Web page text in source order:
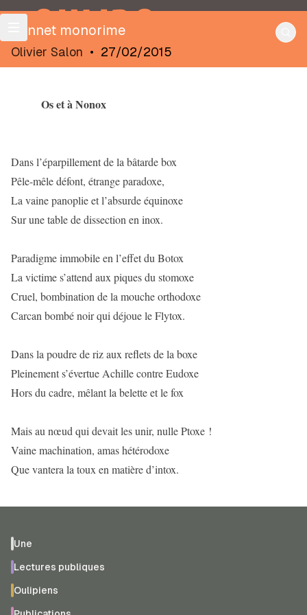
OULIPO
Sonnet monorime
Olivier Salon • 27/02/2015
Os et à Nonox
Dans l’éparpillement de la bâtarde box
Pêle-mêle défont, étrange paradoxe,
La vaine panoplie et l’absurde équinoxe
Sur une table de dissection en inox.
Paradigme immobile en l’effet du Botox
La victime s’attend aux piques du stomoxe
Cruel, bombination de la mouche orthodoxe
Carcan bombé noir qui déjoue le Flytox.
Dans la poudre de riz aux reflets de la boxe
Pleinement s’évertue Achille contre Eudoxe
Hors du cadre, mêlant la belette et le fox
Mais au nœud qui devait les unir, nulle Ptoxe !
Vaine machination, amas hétérodoxe
Que vantera la toux en matière d’intox.
Une
Lectures publiques
Oulipiens